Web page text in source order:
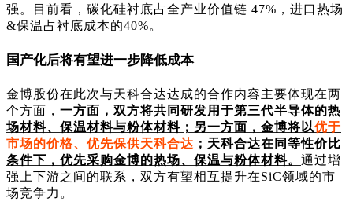
强。目前看，碳化硅衬底占全产业价值链 47%，进口热场
&保温占衬底成本的40%。
国产化后将有望进一步降低成本
金博股份在此次与天科合达达成的合作内容主要体现在两
个方面， 一方面，双方将共同研发用于第三代半导体的热
场材料、保温材料与粉体材料；另一方面，金博将以优于
市场的价格、优先保供天科合达 ；天科合达在同等性价比
条件下，优先采购金博的热场、保温与粉体材料。 通过增
强上下游之间的联系，双方有望相互提升在SiC领域的市
场竞争力。